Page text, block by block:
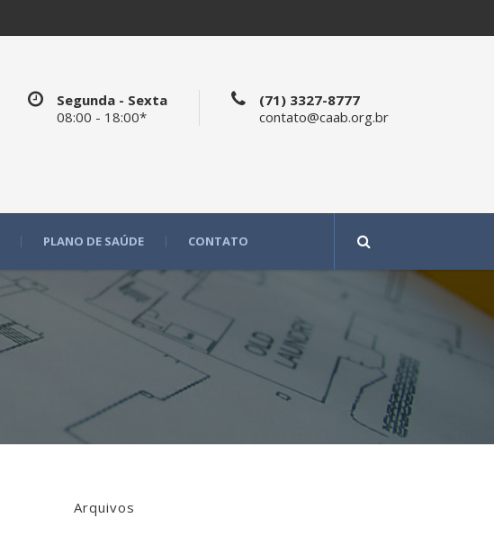
Segunda - Sexta
08:00 - 18:00*
(71) 3327-8777
contato@caab.org.br
PLANO DE SAÚDE CONTATO
Arquivos